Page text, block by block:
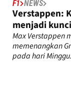
F1 NEWS
Verstappen:
menjadi
Max Verstappen
memenangkan
pada hari Minggu.